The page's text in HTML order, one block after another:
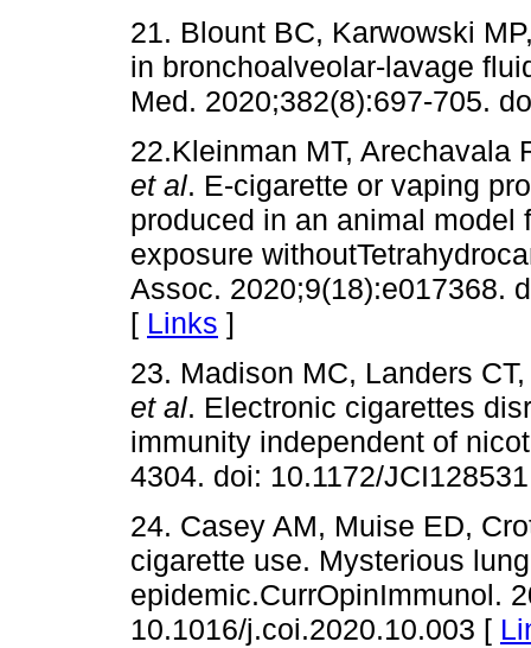
21. Blount BC, Karwowski
in bronchoalveolar-lavage
Med. 2020;382(8):697-705.
22.Kleinman MT, Arechavala
et al. E-cigarette or vaping
produced in an animal model
exposure
Assoc. 2020;9(18):e017368.
[ Links ]
23. Madison MC, Landers
et al. Electronic cigarettes
immunity independent of
4304. doi: 10.1172/
24. Casey AM, Muise ED,
cigarette use. Mysterious
epidemic.CurrOpinImmunol.
10.1016/j.coi.2020.10.003 [